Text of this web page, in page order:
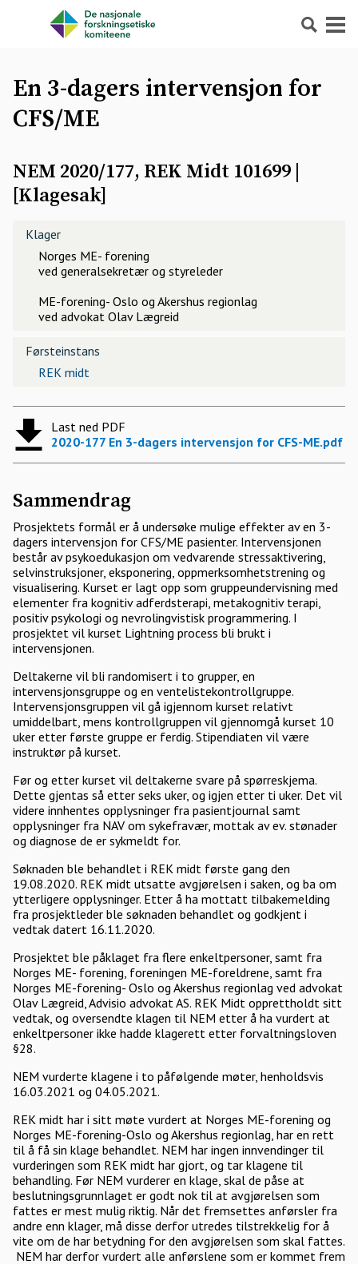
Søk Meny
En 3-dagers intervensjon for
CFS/ME
NEM 2020/177, REK Midt 101699
[Klagesak]
Klager
Norges ME- forening
ved generalsekretær og styreleder
ME-forening- Oslo og Akershus regionlag
ved advokat Olav Lægreid
Førsteinstans
REK midt
Last ned PDF
2020-177 En 3-dagers intervensjon for CFS-ME.pdf
Sammendrag
Prosjektets formål er å undersøke mulige effekter av en 3-
dagers intervensjon for CFS/ME pasienter. Intervensjonen
består av psykoedukasjon om vedvarende stressaktivering,
selvinstruksjoner, eksponering, oppmerksomhetstrening og
visualisering. Kurset er lagt opp som gruppeundervisning med
elementer fra kognitiv adferdsterapi, metakognitiv terapi,
positiv psykologi og nevrolingvistisk programmering. I
prosjektet vil kurset Lightning process bli brukt i
intervensjonen.
Deltakerne vil bli randomisert i to grupper, en
intervensjonsgruppe og en ventelistekontrollgruppe.
Intervensjonsgruppen vil gå igjennom kurset relativt
umiddelbart, mens kontrollgruppen vil gjennomgå kurset 10
uker etter første gruppe er ferdig. Stipendiaten vil være
instruktør på kurset.
Før og etter kurset vil deltakerne svare på spørreskjema.
Dette gjentas så etter seks uker, og igjen etter ti uker. Det vil
videre innhentes opplysninger fra pasientjournal samt
opplysninger fra NAV om sykefravær, mottak av ev. stønader
og diagnose de er sykmeldt for.
Søknaden ble behandlet i REK midt første gang den
19.08.2020. REK midt utsatte avgjørelsen i saken, og ba om
ytterligere opplysninger. Etter å ha mottatt tilbakemelding
fra prosjektleder ble søknaden behandlet og godkjent i
vedtak datert 16.11.2020.
Prosjektet ble påklaget fra flere enkeltpersoner, samt fra
Norges ME- forening, foreningen ME-foreldrene, samt fra
Norges ME-forening- Oslo og Akershus regionlag ved advokat
Olav Lægreid, Advisio advokat AS. REK Midt opprettholdt sitt
vedtak, og oversendte klagen til NEM etter å ha vurdert at
enkeltpersoner ikke hadde klagerett etter forvaltningsloven
§28.
NEM vurderte klagene i to påfølgende møter, henholdsvis
16.03.2021 og 04.05.2021.
REK midt har i sitt møte vurdert at Norges ME-forening og
Norges ME-forening-Oslo og Akershus regionlag, har en rett
til å få sin klage behandlet. NEM har ingen innvendinger til
vurderingen som REK midt har gjort, og tar klagene til
behandling. Før NEM vurderer en klage, skal de påse at
beslutningsgrunnlaget er godt nok til at avgjørelsen som
fattes er mest mulig riktig. Når det fremsettes anførsler fra
andre enn klager, må disse derfor utredes tilstrekkelig for å
vite om de har betydning for den avgjørelsen som skal fattes.
NEM har derfor vurdert alle anførslene som er kommet frem